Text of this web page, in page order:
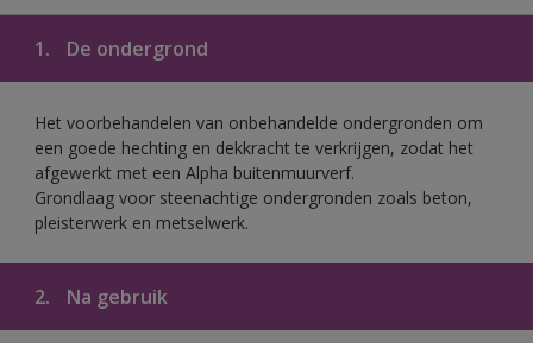
1. De ondergrond
Het voorbehandelen van onbehandelde ondergronden om
een goede hechting en dekkracht te verkrijgen, zodat het
afgewerkt met een Alpha buitenmuurverf.
Grondlaag voor steenachtige ondergronden zoals beton,
pleisterwerk en metselwerk.
2. Na gebruik